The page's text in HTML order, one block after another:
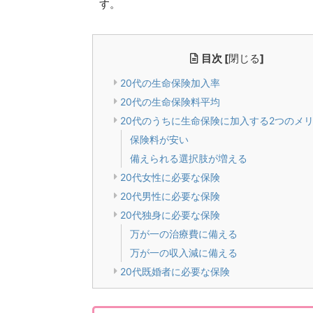
す。
目次 [閉じる]
20代の生命保険加入率
20代の生命保険料平均
20代のうちに生命保険に加入する2つのメ
保険料が安い
備えられる選択肢が増える
20代女性に必要な保険
20代男性に必要な保険
20代独身に必要な保険
万が一の治療費に備える
万が一の収入減に備える
20代既婚者に必要な保険